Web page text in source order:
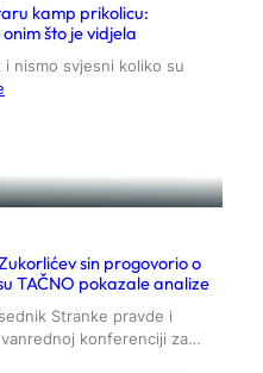
kamp prikolicu:
što je vidjela
nismo svjesni koliko su
sin progovorio o
TAČNO pokazale analize
Stranke pravde i
konferenciji za…